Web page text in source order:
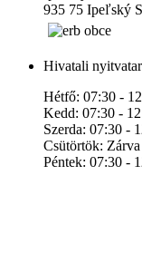
935 75 Ipeľský
Hivatali
Hétfő: 07:30 -
Kedd: 07:30 -
Szerda: 07:30 -
Csütörtök: Zárva
Péntek: 07:30 -